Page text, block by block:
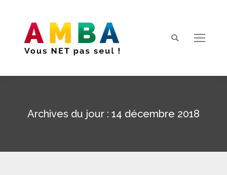
Search:
Archives du jour : 14 décembre 2018